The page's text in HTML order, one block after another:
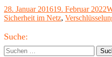
Veröffentlicht
am
28. Januar 201619. Februar 2022
Sicherheit im Netz,
Haupt-
Seitenleiste
Suche:
Suchen